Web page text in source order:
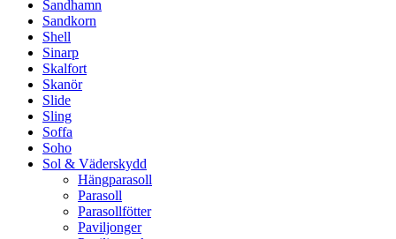
Sandhamn
Sandkorn
Shell
Sinarp
Skalfort
Skanör
Slide
Sling
Soffa
Soho
Sol & Väderskydd
Hängparasoll
Parasoll
Parasollfötter
Paviljonger